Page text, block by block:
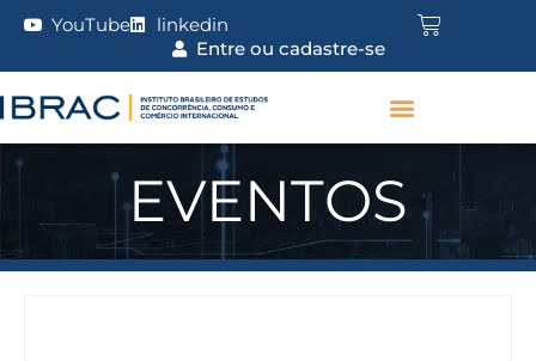
YouTube
linkedin
Entre ou cadastre-se
EVENTOS